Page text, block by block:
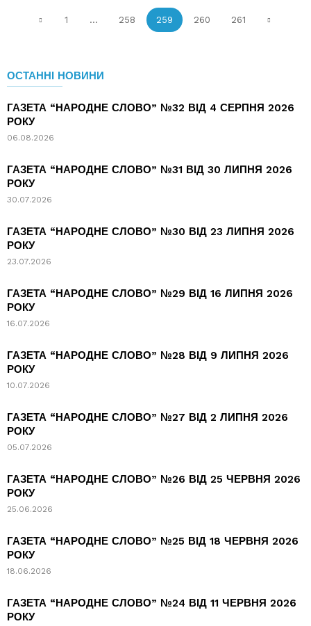
1 ... 258 259 260 261
ОСТАННІ НОВИНИ
ГАЗЕТА “НАРОДНЕ СЛОВО” №32 ВІД 4 СЕРПНЯ 2026
РОКУ
06.08.2026
ГАЗЕТА “НАРОДНЕ СЛОВО” №31 ВІД 30 ЛИПНЯ 2026
РОКУ
30.07.2026
ГАЗЕТА “НАРОДНЕ СЛОВО” №30 ВІД 23 ЛИПНЯ 2026
РОКУ
23.07.2026
ГАЗЕТА “НАРОДНЕ СЛОВО” №29 ВІД 16 ЛИПНЯ 2026
РОКУ
16.07.2026
ГАЗЕТА “НАРОДНЕ СЛОВО” №28 ВІД 9 ЛИПНЯ 2026
РОКУ
10.07.2026
ГАЗЕТА “НАРОДНЕ СЛОВО” №27 ВІД 2 ЛИПНЯ 2026
РОКУ
05.07.2026
ГАЗЕТА “НАРОДНЕ СЛОВО” №26 ВІД 25 ЧЕРВНЯ 2026
РОКУ
25.06.2026
ГАЗЕТА “НАРОДНЕ СЛОВО” №25 ВІД 18 ЧЕРВНЯ 2026
РОКУ
18.06.2026
ГАЗЕТА “НАРОДНЕ СЛОВО” №24 ВІД 11 ЧЕРВНЯ 2026
РОКУ